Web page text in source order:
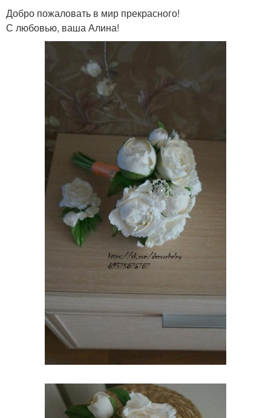
Добро пожаловать в мир прекрасного!
С любовью, ваша Алина!